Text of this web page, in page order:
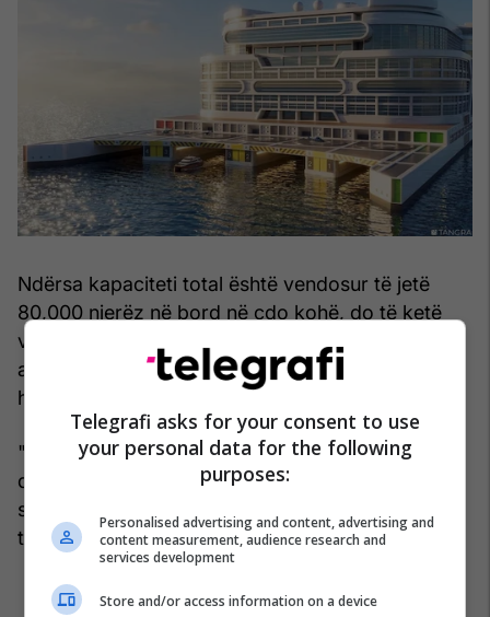
Ndërsa kapaciteti total është vendosur të jetë
80,000 njerëz në bord në çdo kohë, do të ketë
vetëm rreth 50,000 banorë të përhershëm, me
afërsisht 20,000 anëtarë të ekuipazhit dhe
hapësirë për rreth 10,000 vizitorë.
"Ne duam që njerëzit të dalin dhe të shijojnë
qytetin lundrues". ndërsa është në zonën e tyre
sepse mund të mos kthehet për dy vjet e gjysmë
të tjera”, thotë Gooch. /Telegrafi/
Telegrafi asks for your consent to use
your personal data for the following
purposes:
Personalised advertising and content, advertising and
content measurement, audience research and
services development
Store and/or access information on a device